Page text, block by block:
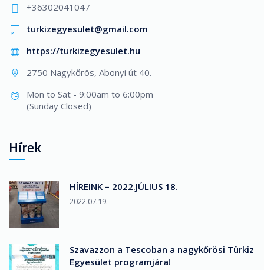
+36302041047
turkizegyesulet@gmail.com
https://turkizegyesulet.hu
2750 Nagykőrös, Abonyi út 40.
Mon to Sat - 9:00am to 6:00pm
(Sunday Closed)
Hírek
HÍREINK – 2022.JÚLIUS 18.
2022.07.19.
Szavazzon a Tescoban a nagykőrösi Türkiz
Egyesület programjára!